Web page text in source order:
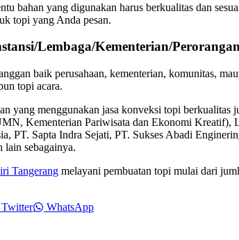
bahan yang digunakan harus berkualitas dan
topi yang Anda pesan.
Lembaga/Kementerian/
baik perusahaan, kementerian, komunitas,
topi acara.
yang menggunakan jasa konveksi topi
Kementerian Pariwisata dan Ekonomi
PT. Sapta Indra Sejati, PT. Sukses Abadi
sebagainya.
Tangerang melayani pembuatan topi mulai dari
Twitter WhatsApp